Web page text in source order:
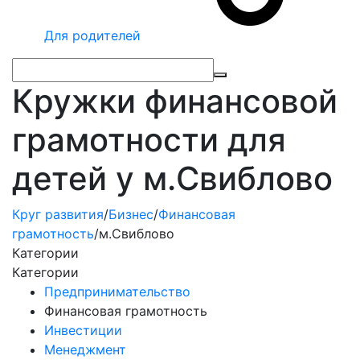
Для родителей
Кружки финансовой
грамотности для
детей у м.Свиблово
Круг развития/Бизнес/Финансовая
грамотность/м.Свиблово
Категории
Категории
Предпринимательство
Финансовая грамотность
Инвестиции
Менеджмент